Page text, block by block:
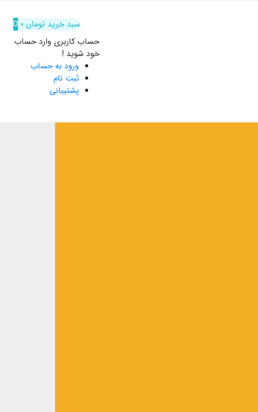
سبد خرید تومان۰
0
حساب کاربری وارد حساب
خود شوید !
ورود به حساب
ثبت نام
پشتیبانی